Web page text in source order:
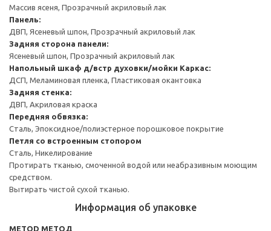
Массив ясеня, Прозрачный акриловый лак
Панель:
ДВП, Ясеневый шпон, Прозрачный акриловый лак
Задняя сторона панели:
Ясеневый шпон, Прозрачный акриловый лак
Напольный шкаф д/встр духовки/мойки Каркас:
ДСП, Меламиновая пленка, Пластиковая окантовка
Задняя стенка:
ДВП, Акриловая краска
Передняя обвязка:
Сталь, Эпоксидное/полиэстерное порошковое покрытие
Петля со встроенным стопором
Сталь, Никелирование
Протирать тканью, смоченной водой или неабразивным моющим
средством.
Вытирать чистой сухой тканью.
Информация об упаковке
METOD МЕТОД